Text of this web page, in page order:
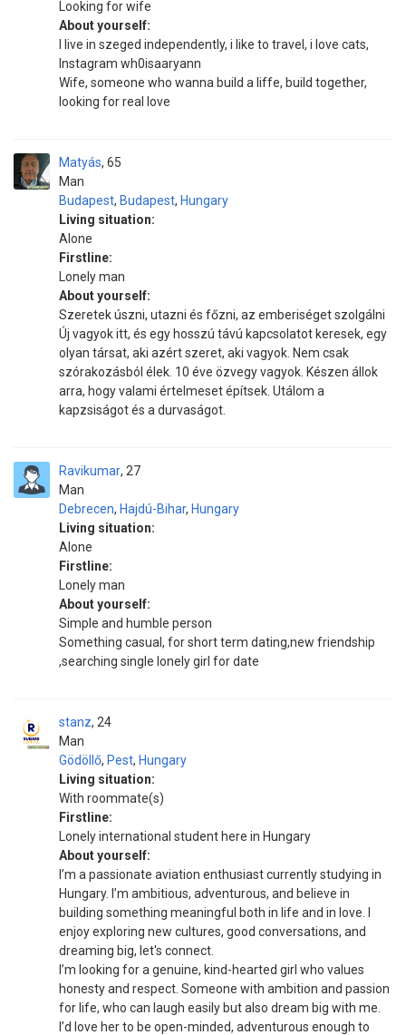
Looking for wife
About yourself:
I live in szeged independently, i like to travel, i love cats,
Instagram wh0isaaryann
Wife, someone who wanna build a liffe, build together,
looking for real love
Matyás
Man
65
Budapest, Budapest, Hungary
Living situation:
Alone
Firstline:
Lonely man
About yourself:
Szeretek úszni, utazni és főzni, az emberiséget szolgálni
Új vagyok itt, és egy hosszú távú kapcsolatot keresek, egy
olyan társat, aki azért szeret, aki vagyok. Nem csak
szórakozásból élek. 10 éve özvegy vagyok. Készen állok
arra, hogy valami értelmeset építsek. Utálom a
kapzsiságot és a durvaságot.
Ravikumar
Man
27
Debrecen, Hajdú-Bihar, Hungary
Living situation:
Alone
Firstline:
Lonely man
About yourself:
Simple and humble person
Something casual, for short term dating,new friendship
,searching single lonely girl for date
stanz
Man
24
Gödöllő, Pest, Hungary
Living situation:
With roommate(s)
Firstline:
Lonely international student here in Hungary
About yourself:
I’m a passionate aviation enthusiast currently studying in
Hungary. I’m ambitious, adventurous, and believe in
building something meaningful both in life and in love. I
enjoy exploring new cultures, good conversations, and
dreaming big, let's connect.
I’m looking for a genuine, kind-hearted girl who values
honesty and respect. Someone with ambition and passion
for life, who can laugh easily but also dream big with me.
I’d love her to be open-minded, adventurous enough to